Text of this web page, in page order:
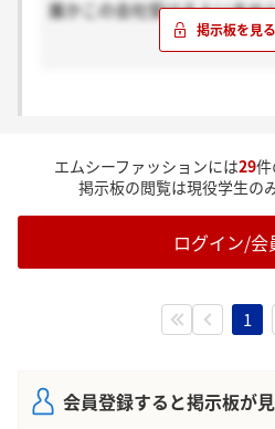
誰かこの会社受ける人いませ
エムシーファッションには29件
掲示板の閲覧は現役学生の
ログイン/会
1
会員登録すると掲示板が